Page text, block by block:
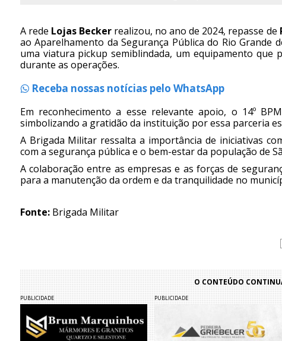
A rede Lojas Beckerrealizou, no ano de 2024, repasse de
ao Aparelhamento da Segurança Pública do Rio Grande
uma viatura pickup semiblindada, um equipamento que
durante as operações.
Receba nossas notícias pelo WhatsApp
Em reconhecimento a esse relevante apoio, o 14º
simbolizando a gratidão da instituição por essa parceria
A Brigada Militar ressalta a importância de iniciativas
com a segurança pública e o bem-estar da população de
A colaboração entre as empresas e as forças de
para a manutenção da ordem e da tranquilidade no
Fonte:Brigada Militar
O CONTEÚDO
PUBLICIDADE PUBLICIDADE